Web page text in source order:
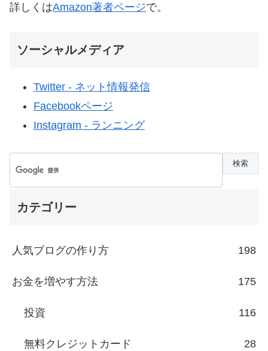
詳しくはAmazon著者ページで。
ソーシャルメディア
Twitter - ネット情報発信
Facebookページ
Instagram - ランニング
カテゴリー
人気ブログの作り方 198
お金を増やす方法 175
投資 116
無料クレジットカード 28